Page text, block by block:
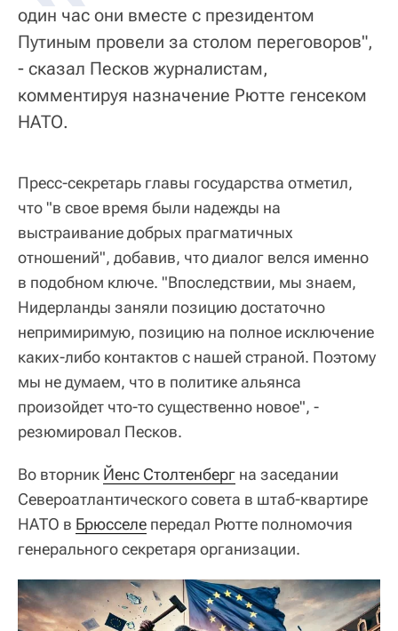
один час они вместе с президентом
Путиным провели за столом переговоров",
- сказал Песков журналистам,
комментируя назначение Рютте генсеком
НАТО.
Пресс-секретарь главы государства отметил,
что "в свое время были надежды на
выстраивание добрых прагматичных
отношений", добавив, что диалог велся именно
в подобном ключе. "Впоследствии, мы знаем,
Нидерланды заняли позицию достаточно
непримиримую, позицию на полное исключение
каких-либо контактов с нашей страной. Поэтому
мы не думаем, что в политике альянса
произойдет что-то существенно новое", -
резюмировал Песков.
Во вторник Йенс Столтенберг на заседании
Североатлантического совета в штаб-квартире
НАТО в Брюсселе передал Рютте полномочия
генерального секретаря организации.